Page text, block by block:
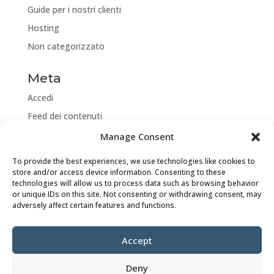
Manage Consent
To provide the best experiences, we use technologies like cookies to
store and/or access device information. Consenting to these
technologies will allow us to process data such as browsing behavior
or unique IDs on this site. Not consenting or withdrawing consent, may
adversely affect certain features and functions.
Accept
Deny
Guide per i nostri clienti
Hosting
Non categorizzato
Meta
Accedi
Feed dei contenuti
Feed dei commenti
PARLIAMO DEL TUO PROGETTO
WEBGROW di Vincenzo Barilà calle Irlanda 4 puerta 7A
35580 Playa Blanca - Yaiza Lanzarote (Las Palmas) -